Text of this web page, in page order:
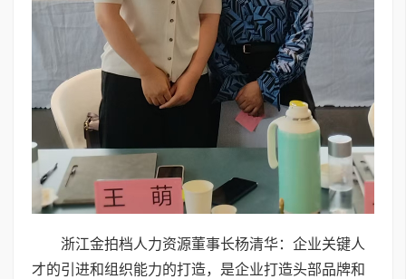
浙江金拍档人力资源董事长杨清华：企业关键人
才的引进和组织能力的打造，是企业打造头部品牌和